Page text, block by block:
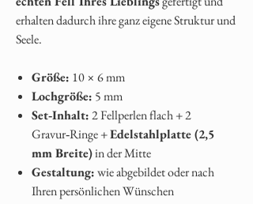
erhalten dadurch ihre ganz eigene Struktur und
Seele.
Größe: 10 × 6 mm
Lochgröße: 5 mm
Set‑Inhalt:2 Fellperlen flach + 2
Gravur‑Ringe +Edelstahlplatte (2,5
mm Breite)in der Mitte
Gestaltung:wie abgebildet oder nach
Ihren persönlichen Wünschen